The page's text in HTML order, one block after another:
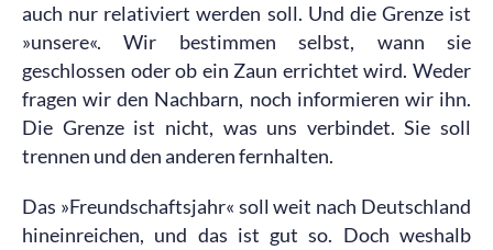
auch nur relativiert werden soll. Und die Grenze ist
»unsere«. Wir bestimmen selbst, wann sie
geschlossen oder ob ein Zaun errichtet wird. Weder
fragen wir den Nachbarn, noch informieren wir ihn.
Die Grenze ist nicht, was uns verbindet. Sie soll
trennen und den anderen fernhalten.
Das »Freundschaftsjahr« soll weit nach Deutschland
hineinreichen, und das ist gut so. Doch weshalb